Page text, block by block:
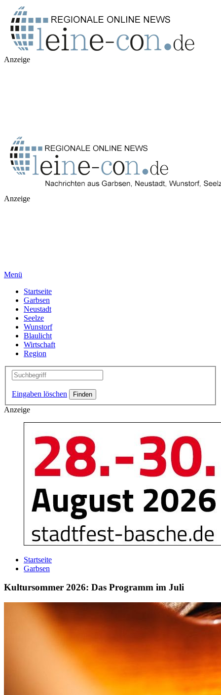
Anzeige
Anzeige
Menü
Startseite
Garbsen
Neustadt
Seelze
Wunstorf
Blaulicht
Wirtschaft
Region
Eingaben löschen
Anzeige
Startseite
Garbsen
Kultursommer 2026: Das Programm im Juli